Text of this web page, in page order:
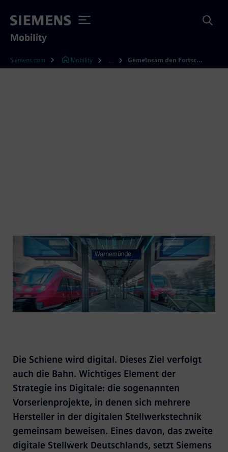
Mobility
Siemens.com Mobility Gemeinsam den Fortschritt gestalten
Die Schiene wird digital. Dieses Ziel verfolgt
auch die Bahn. Wichtiges Element der
Strategie ins Digitale: die sogenannten
Vorserienprojekte, in denen sich mehrere
Hersteller in der digitalen Stellwerkstechnik
gemeinsam beweisen. Eines davon, das zweite
digitale Stellwerk Deutschlands, setzt Siemens